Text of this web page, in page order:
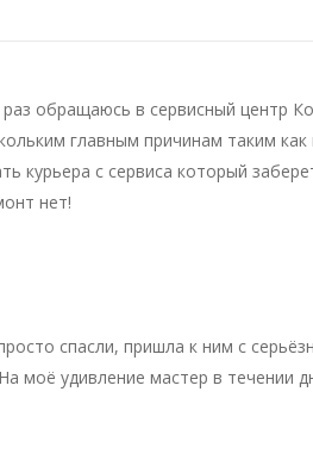
раз обращаюсь в сервисный центр
главным причинам таким
курьера с сервиса который
нет!
спасли, пришла к ним с
моё удивление мастер в течении